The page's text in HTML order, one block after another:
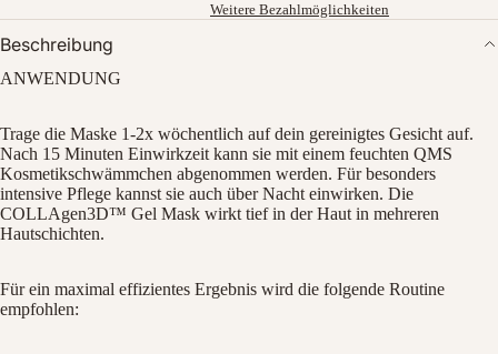
Bild
im
Vollbildmodus
Weitere Bezahlmöglichkeiten
Beschreibung
ANWENDUNG
Trage die Maske 1-2x wöchentlich auf dein gereinigtes Gesicht auf.
Nach 15 Minuten Einwirkzeit kann sie mit einem feuchten QMS
Kosmetikschwämmchen abgenommen werden. Für besonders
intensive Pflege kannst sie auch über Nacht einwirken. Die
COLLAgen3D™ Gel Mask wirkt tief in der Haut in mehreren
Hautschichten.
Für ein maximal effizientes Ergebnis wird die folgende Routine
empfohlen: